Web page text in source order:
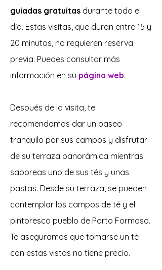
guiadas gratuitas durante todo el
día. Estas visitas, que duran entre 15 y
20 minutos, no requieren reserva
previa. Puedes consultar más
información en su página web.
Después de la visita, te
recomendamos dar un paseo
tranquilo por sus campos y disfrutar
de su terraza panorámica mientras
saboreas uno de sus tés y unas
pastas. Desde su terraza, se pueden
contemplar los campos de té y el
pintoresco pueblo de Porto Formoso.
Te aseguramos que tomarse un té
con estas vistas no tiene precio.